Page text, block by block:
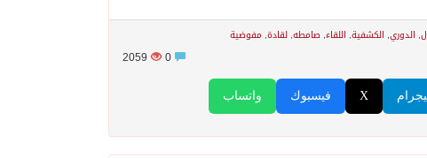
, الدوري, الكشفية, اللقاء, صامطه, لقادة, مفوضية
2059
واتساب فيسبوك X